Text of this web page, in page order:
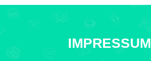
IMPRESSUM